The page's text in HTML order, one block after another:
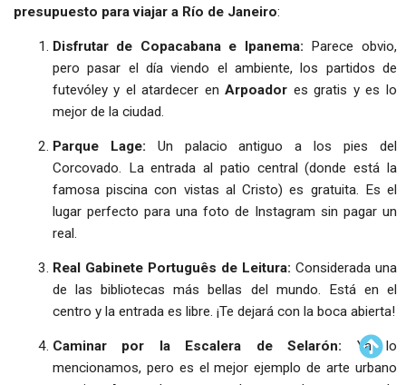
presupuesto para viajar a Río de Janeiro:
Disfrutar de Copacabana e Ipanema: Parece obvio,
pero pasar el día viendo el ambiente, los partidos de
futevóley y el atardecer enArpoador es gratis y es lo
mejor de la ciudad.
Parque Lage: Un palacio antiguo a los pies del
Corcovado. La entrada al patio central (donde está la
famosa piscina con vistas al Cristo) es gratuita. Es el
lugar perfecto para una foto de Instagram sin pagar un
real.
Real Gabinete Português de Leitura: Considerada una
de las bibliotecas más bellas del mundo. Está en el
centro y la entrada es libre. ¡Te dejará con la boca abierta!
Caminar por la Escalera de Selarón: Ya lo
mencionamos, pero es el mejor ejemplo de arte urbano